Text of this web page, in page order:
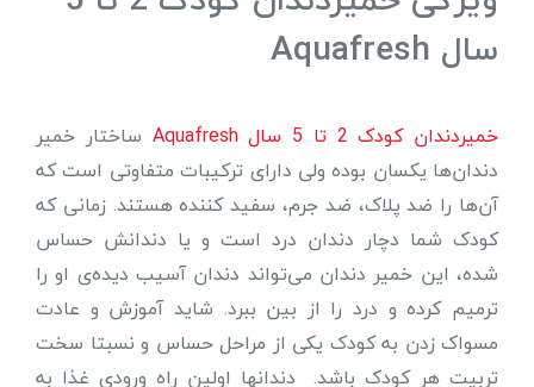
سال Aquafresh
خمیردندان کودک 2 تا 5 سال Aquafresh
ساختار خمیر
دندان‌ها یکسان بوده ولی دارای ترکیبات متفاوتی است که
آن‌ها را ضد پلاک، ضد جرم، سفید کننده هستند. زمانی که
کودک شما دچار دندان درد است و یا دندانش حساس
شده، این خمیر دندان می‌تواند دندان آسیب دیده‌ی او را
ترمیم کرده و درد را از بین ببرد. شاید آموزش و عادت
مسواک زدن به کودک یکی از مراحل حساس و نسبتا سخت
تربیت هر کودک باشد. دندانها اولین راه ورودی غذا به